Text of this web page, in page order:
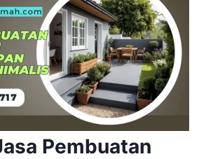
Pembuatan